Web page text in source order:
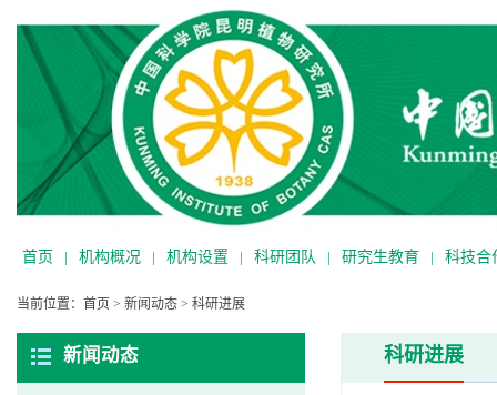
首页 | 机构概况 | 机构设置 | 科研团队 | 研究生教育 | 科技合
当前位置： 首页 > 新闻动态 > 科研进展
新闻动态 科研进展